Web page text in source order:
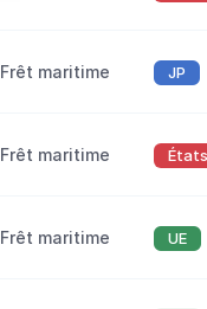
Frêt maritime JP
Frêt maritime
Frêt maritime UE